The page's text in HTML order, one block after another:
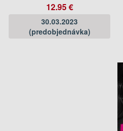
12.95 €
30.03.2023
(predobjednávka)